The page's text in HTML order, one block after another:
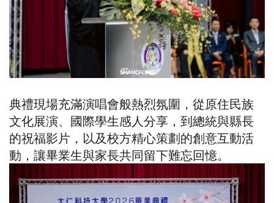
典禮現場充滿演唱會般熱烈氛圍，從原住民族
文化展演、國際學生感人分享，到總統與縣長
的祝福影片，以及校方精心策劃的創意互動活
動，讓畢業生與家長共同留下難忘回憶。